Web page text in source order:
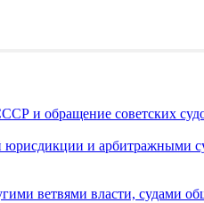
и обращение советских
и арбитражными
ветвями власти,